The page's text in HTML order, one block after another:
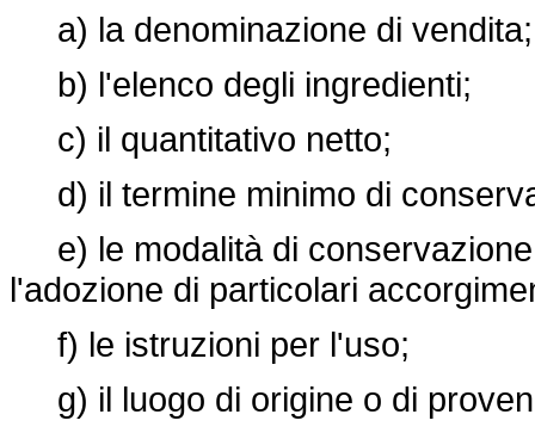
a) la denominazione di vendita;
b) l'elenco degli ingredienti;
c) il quantitativo netto;
d) il termine minimo di
e) le modalità di
l'adozione di particolari
f) le istruzioni per l'uso;
g) il luogo di origine o di